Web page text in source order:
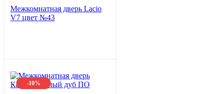
Межкомнатная дверь Lacio
V7 цвет №43
-10%